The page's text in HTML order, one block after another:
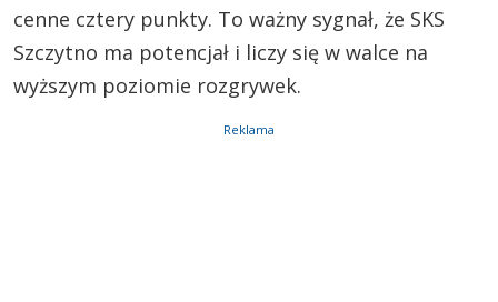
cenne cztery punkty. To ważny sygnał, że SKS
Szczytno ma potencjał i liczy się w walce na
wyższym poziomie rozgrywek.
Reklama